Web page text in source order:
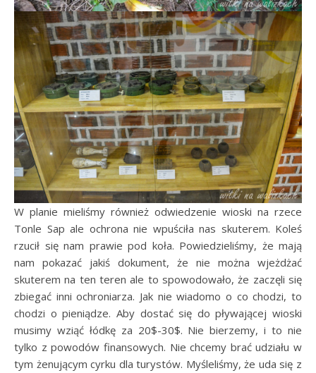
W planie mieliśmy również odwiedzenie wioski na rzece
Tonle Sap ale ochrona nie wpuściła nas skuterem. Koleś
rzucił się nam prawie pod koła. Powiedzieliśmy, że mają
nam pokazać jakiś dokument, że nie można wjeżdżać
skuterem na ten teren ale to spowodowało, że zaczęli się
zbiegać inni ochroniarza. Jak nie wiadomo o co chodzi, to
chodzi o pieniądze. Aby dostać się do pływającej wioski
musimy wziąć łódkę za 20$-30$. Nie bierzemy, i to nie
tylko z powodów finansowych. Nie chcemy brać udziału w
tym żenującym cyrku dla turystów. Myśleliśmy, że uda się z